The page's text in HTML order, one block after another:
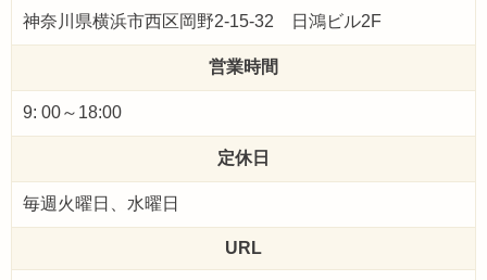
神奈川県横浜市西区岡野2-15-32 日鴻ビル2F
営業時間
9: 00～18:00
定休日
毎週火曜日、水曜日
URL